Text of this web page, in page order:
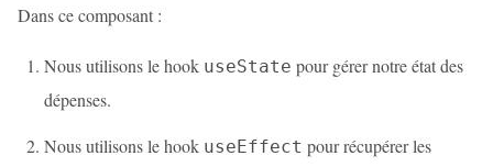
Dans ce composant :
Nous utilisons le hook useState pour gérer notre état des
dépenses.
Nous utilisons le hook useEffect pour récupérer les